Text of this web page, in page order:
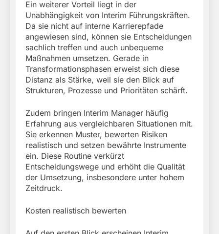
Ein weiterer Vorteil liegt in der
Unabhängigkeit von Interim Führungskräften.
Da sie nicht auf interne Karrierepfade
angewiesen sind, können sie Entscheidungen
sachlich treffen und auch unbequeme
Maßnahmen umsetzen. Gerade in
Transformationsphasen erweist sich diese
Distanz als Stärke, weil sie den Blick auf
Strukturen, Prozesse und Prioritäten schärft.
Zudem bringen Interim Manager häufig
Erfahrung aus vergleichbaren Situationen mit.
Sie erkennen Muster, bewerten Risiken
realistisch und setzen bewährte Instrumente
ein. Diese Routine verkürzt
Entscheidungswege und erhöht die Qualität
der Umsetzung, insbesondere unter hohem
Zeitdruck.
Kosten realistisch bewerten